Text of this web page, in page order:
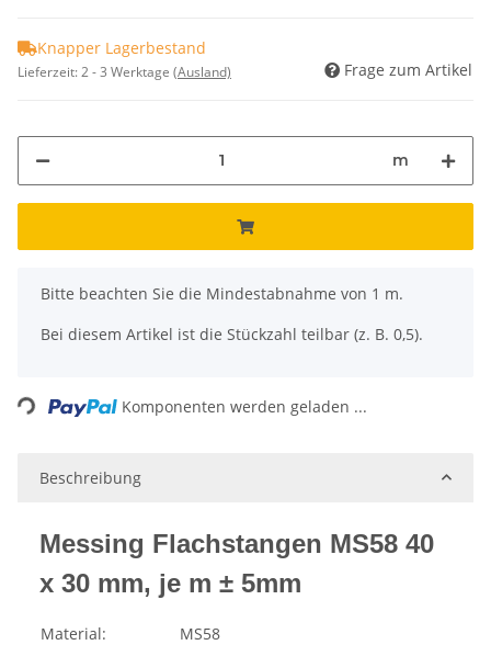
Knapper Lagerbestand
Lieferzeit:2 - 3 Werktage (Ausland) Frage zum Artikel
m
x
Bitte beachten Sie die Mindestabnahme von 1 m.
Bei diesem Artikel ist die Stückzahl teilbar (z. B. 0,5).
Komponenten werden geladen ...
Beschreibung
Messing Flachstangen MS58 40
x 30 mm, je m ± 5mm
Material:
MS58